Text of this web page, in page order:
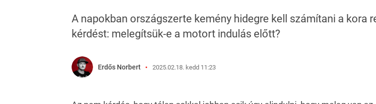
A napokban országszerte kemény hidegre kell számítani a kora
kérdést: melegítsük-e a motort indulás előtt?
Erdős Norbert 2025.02.18. kedd 11:23